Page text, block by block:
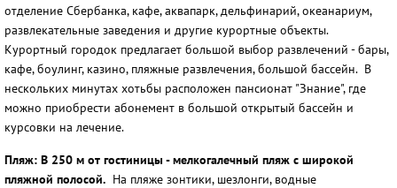
отделение Сбербанка, кафе, аквапарк, дельфинарий, океанариум,
развлекательные заведения и другие курортные объекты.
Курортный городок предлагает большой выбор развлечений - бары,
кафе, боулинг, казино, пляжные развлечения, большой бассейн. В
нескольких минутах хотьбы расположен пансионат "Знание", где
можно приобрести абонемент в большой открытый бассейн и
курсовки на лечение.
Пляж: В 250 м от гостиницы - мелкогалечный пляж с широкой
пляжной полосой. На пляже зонтики, шезлонги, водные